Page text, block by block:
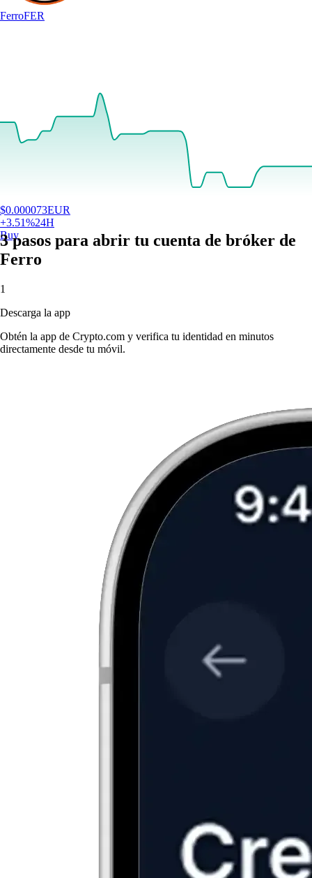
FerroFER
$0.000073EUR
+3.51%24H
Buy
3 pasos para abrir tu cuenta de bróker de
Ferro
1
Descarga la app
Obtén la app de Crypto.com y verifica tu identidad en minutos
directamente desde tu móvil.